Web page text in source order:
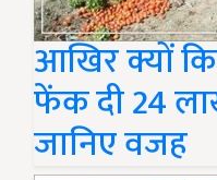
आखिर क्यों
फेंक दी 24
जानिए वजह